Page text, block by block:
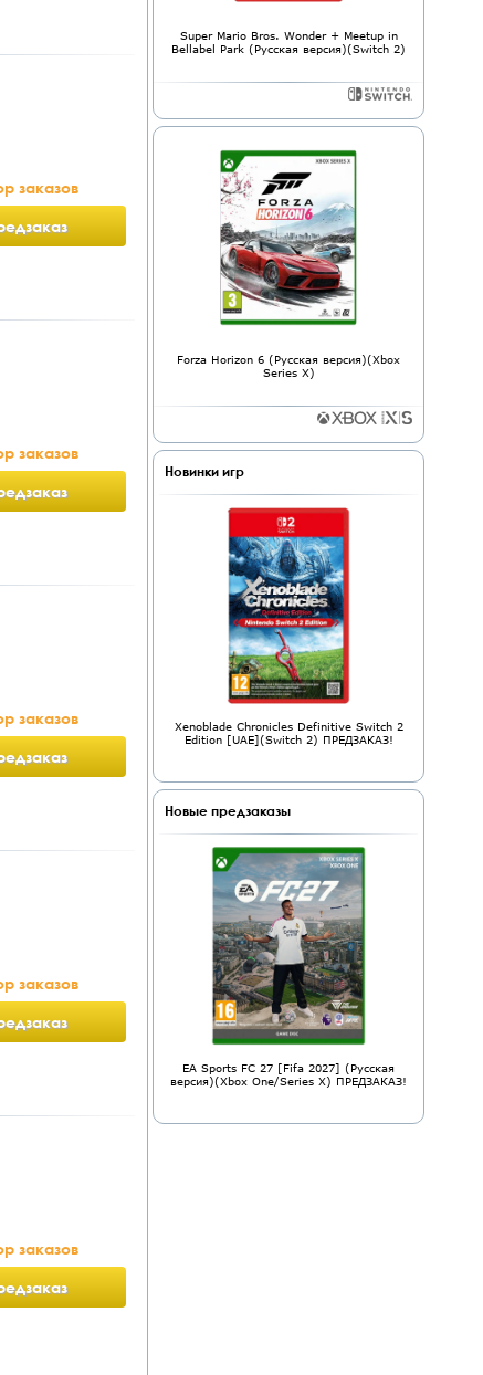
заказов
заказов
заказов
заказов
заказов
Super Mario Bros. Wonder + Meetup in
Bellabel Park (Русская версия)(Switch 2)
Forza Horizon 6 (Русская версия)(Xbox
Series X)
Новинки игр
Xenoblade Chronicles Definitive Switch 2
Edition [UAE](Switch 2) ПРЕДЗАКАЗ!
Новые предзаказы
EA Sports FC 27 [Fifa 2027] (Русская
версия)(Xbox One/Series X) ПРЕДЗАКАЗ!